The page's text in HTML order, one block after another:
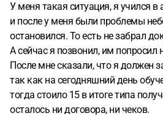
У меня такая ситуация, я учился в
и после у меня были проблемы
остановился. То есть не забрал
А сейчас я позвонил, им
После мне сказали, что я должен
так как на сегодняшний день
тогда стоило 15 в итоге типа
осталось ни договора, ни чеков.